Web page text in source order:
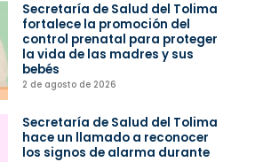
Secretaría de Salud del Tolima
fortalece la promoción del
control prenatal para proteger
la vida de las madres y sus
bebés
2 de agosto de 2026
Secretaría de Salud del Tolima
hace un llamado a reconocer
los signos de alarma durante